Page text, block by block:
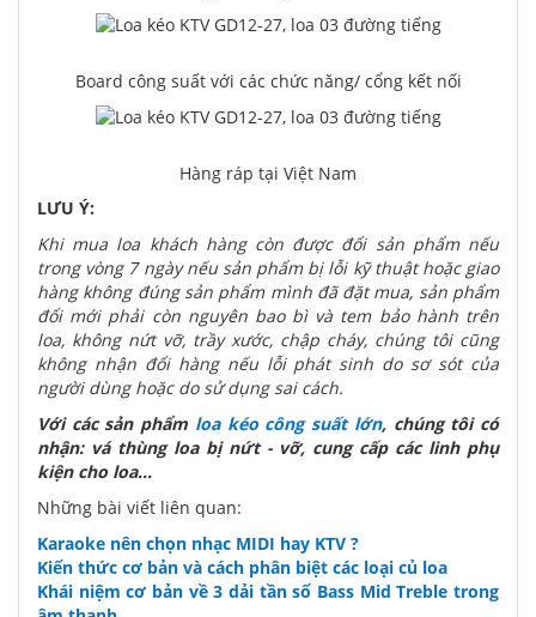
Board công suất với các chức năng/ cổng kết nối
Hàng ráp tại Việt Nam
LƯU Ý:
Khi mua loa khách hàng còn được đổi sản phẩm nếu
trong vòng 7 ngày nếu sản phẩm bị lỗi kỹ thuật hoặc giao
hàng không đúng sản phẩm mình đã đặt mua, sản phẩm
đổi mới phải còn nguyên bao bì và tem bảo hành trên
loa, không nứt vỡ, trầy xước, chập cháy, chúng tôi cũng
không nhận đổi hàng nếu lỗi phát sinh do sơ sót của
người dùng hoặc do sử dụng sai cách.
Với các sản phẩm loa kéo công suất lớn, chúng tôi có
nhận: vá thùng loa bị nứt - vỡ, cung cấp các linh phụ
kiện cho loa...
Những bài viết liên quan:
Karaoke nên chọn nhạc MIDI hay KTV ?
Kiến thức cơ bản và cách phân biệt các loại củ loa
Khái niệm cơ bản về 3 dải tần số Bass Mid Treble trong